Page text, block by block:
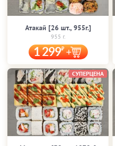
Атакай [26 шт., 955г.]
955 г.
1 299
СУПЕРЦЕНА